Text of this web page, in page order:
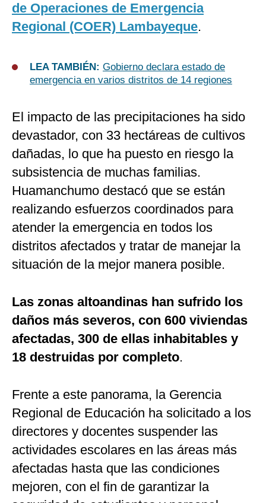
de Operaciones de Emergencia
Regional (COER) Lambayeque.
LEA TAMBIÉN: Gobierno declara estado de
emergencia en varios distritos de 14 regiones
El impacto de las precipitaciones ha sido
devastador, con 33 hectáreas de cultivos
dañadas, lo que ha puesto en riesgo la
subsistencia de muchas familias.
Huamanchumo destacó que se están
realizando esfuerzos coordinados para
atender la emergencia en todos los
distritos afectados y tratar de manejar la
situación de la mejor manera posible.
Las zonas altoandinas han sufrido los
daños más severos, con 600 viviendas
afectadas, 300 de ellas inhabitables y
18 destruidas por completo.
Frente a este panorama, la Gerencia
Regional de Educación ha solicitado a los
directores y docentes suspender las
actividades escolares en las áreas más
afectadas hasta que las condiciones
mejoren, con el fin de garantizar la